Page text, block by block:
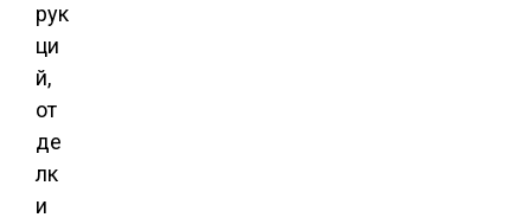
рук
ци
й,
от
де
лк
и